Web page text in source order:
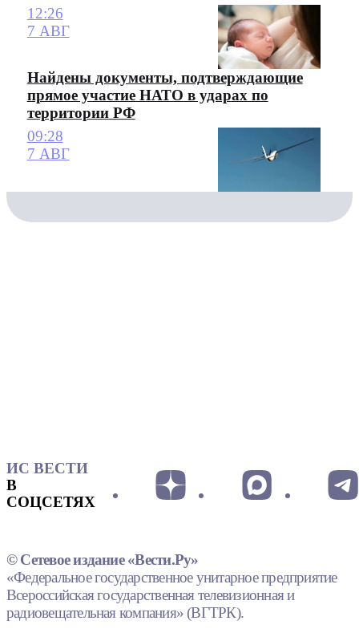
12:26
7 АВГ
Найдены документы, подтверждающие
прямое участие НАТО в ударах по
территории РФ
09:28
7 АВГ
ИС ВЕСТИ
В
СОЦСЕТЯХ
© Сетевое издание «Вести.Ру»
«Федеральное государственное унитарное предприятие
Всероссийская государственная телевизионная и
радиовещательная компания» (ВГТРК).